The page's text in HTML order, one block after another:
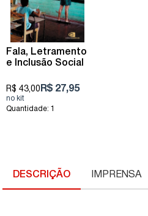
Fala, Letramento
e Inclusão Social
R$ 43,00 R$ 27,95
Quantidade: 1
DESCRIÇÃO IMPRENSA